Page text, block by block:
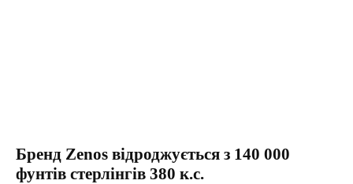
Бренд Zenos відроджується з 140 000
фунтів стерлінгів 380 к.с.